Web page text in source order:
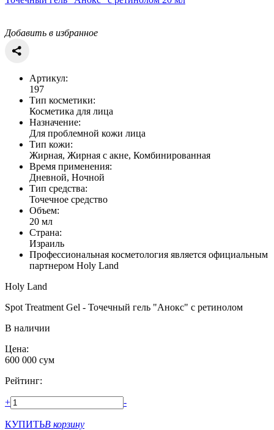
Добавить в избранное
Артикул:
197
Тип косметики:
Косметика для лица
Назначение:
Для проблемной кожи лица
Тип кожи:
Жирная, Жирная с акне, Комбинированная
Время применения:
Дневной, Ночной
Тип средства:
Точечное средство
Объем:
20 мл
Страна:
Израиль
Профессиональная косметология является официальным
партнером Holy Land
Holy Land
Spot Treatment Gel - Точечный гель "Анокс" с ретинолом
В наличии
Цена:
600 000 сум
Рейтинг:
+ -
КУПИТЬВ корзину